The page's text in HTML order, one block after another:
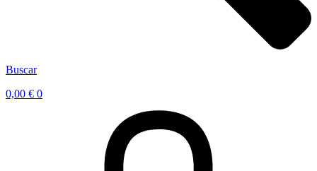
Buscar
0,00 € 0